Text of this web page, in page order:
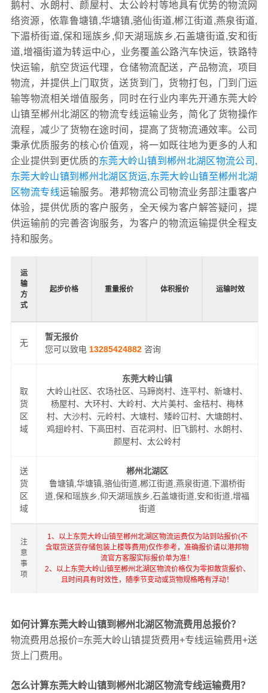
鹅村、水朗村、颜屋村、太公岭村等地具有优势的物流网
络资源，依靠鲁塘镇,华塘镇,骆仙街道,郴江街道,燕泉街道,
下湄桥街道,保和瑶族乡,仰天湖瑶族乡,石盖塘街道,安和街
道,增福街道为转运中心，业务覆盖公路汽车快运，铁路特
快运输，航空货运代理，仓储物流配送，产品物流，项目
物流，并提供上门取货，送货到门，货物打包，门到门运
输等物流相关增值服务，同时在行业内率先开通东莞大岭
山镇至郴州北湖区的物流专线运输业务，简化了货物操作
流程，减少了货物在途时间，提高了货物流通效率。公司
秉承优质服务的核心价值观，将一如既往地为更多的人和
企业提供到更优质的东莞大岭山镇到郴州北湖区物流公司,
东莞大岭山镇到郴州北湖区货运,东莞大岭山镇至郴州北湖
区物流专线运输服务。港邦物流公司物流业务部注重客户
体验，提供优质的客户服务，全天候为客户解答疑问，提
供运输前的完善咨询服务，为客户的物流运输提供全程支
持和服务。
运
输
方
式
起步价格 重量报价 体积报价 运输时效
无
暂无报价
您可以致电 13285424882 咨询
取
货
区
域
东莞大岭山镇
大岭山社区、农场社区、马蹄岗村、连平村、新塘村、
杨屋村、大环村、大岭村、大片美村、金桔村、梅林
村、大沙村、元岭村、大塘村、矮岭冚村、大塘朗村、
鸡翅岭村、下高田村、百花洞村、旧飞鹅村、水朗村、
颜屋村、太公岭村
送
货
区
域
郴州北湖区
鲁塘镇,华塘镇,骆仙街道,郴江街道,燕泉街道,下湄桥街
道,保和瑶族乡,仰天湖瑶族乡,石盖塘街道,安和街道,增福
街道
注
意
事
项
1、以上东莞大岭山镇至郴州北湖区物流运费仅为站到站报价(不
含取货送货存储包装上楼等费用)仅作参考，准确报价请以港邦物
流官方客服实际报价单为准！
2、以上东莞大岭山镇至郴州北湖区物流价格仅为零担散货报价、
且时间具有时效性，随季节变动或货物规格略有浮动！
如何计算东莞大岭山镇到郴州北湖区物流费用总报价？
物流费用总报价=东莞大岭山镇提货费用+专线运输费用+送
货上门费用。
怎么计算东莞大岭山镇到郴州北湖区物流专线运输费用？